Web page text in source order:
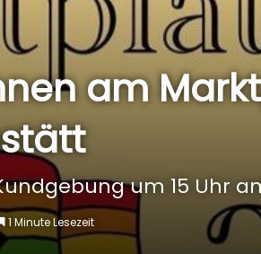
am
um 15 Uhr
1 Minute Lesezeit